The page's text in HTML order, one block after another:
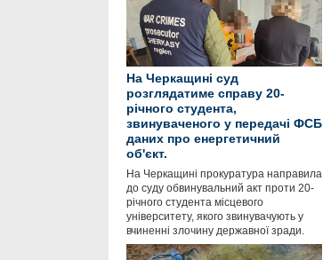
На Черкащині суд
розглядатиме справу 20-
річного студента,
звинуваченого у передачі ФСБ
даних про енергетичний
об'єкт.
На Черкащині прокуратура направила
до суду обвинувальний акт проти 20-
річного студента місцевого
університету, якого звинувачують у
вчиненні злочину державної зради.